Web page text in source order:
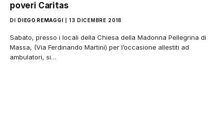
poveri Caritas
DI DIEGO REMAGGI 13 DICEMBRE 2018
Sabato, presso i locali della Chiesa della Madonna Pellegrina di
Massa, (Via Ferdinando Martini) per l’occasione allestiti ad
ambulatori, si…